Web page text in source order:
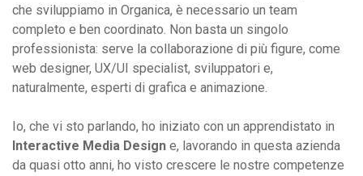
che sviluppiamo in Organica, è necessario un team
completo e ben coordinato. Non basta un singolo
professionista: serve la collaborazione di più figure, come
web designer, UX/UI specialist, sviluppatori e,
naturalmente, esperti di grafica e animazione.
Io, che vi sto parlando, ho iniziato con un apprendistato in
Interactive Media Design e, lavorando in questa azienda
da quasi otto anni, ho visto crescere le nostre competenze